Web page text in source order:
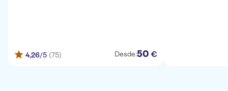
4,26/5 (75) Desde:50 €